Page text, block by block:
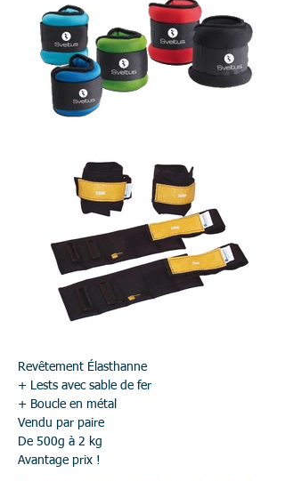
Revêtement Élasthanne
+ Lests avec sable de fer
+ Boucle en métal
Vendu par paire
De 500g à 2 kg
Avantage prix !